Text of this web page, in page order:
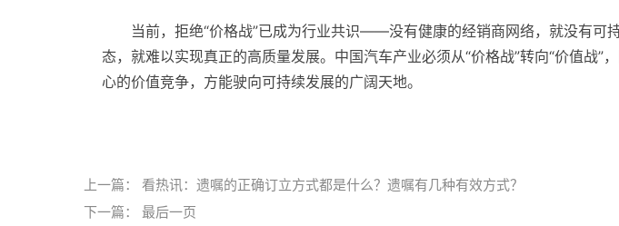
当前，拒绝“价格战”已成为行业共识——没有健康的经销商网络，就没有可
态，就难以实现真正的高质量发展。中国汽车产业必须从“价格战”转向“价值战”
心的价值竞争，方能驶向可持续发展的广阔天地。
上一篇： 看热讯：遗嘱的正确订立方式都是什么？遗嘱有几种有效方式？
下一篇： 最后一页